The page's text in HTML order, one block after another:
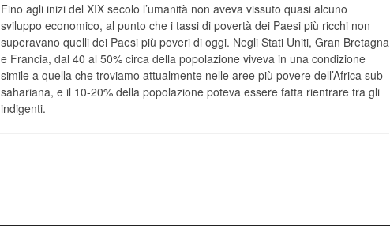
Fino agli inizi del XIX secolo l’umanità non aveva vissuto quasi alcuno
sviluppo economico, al punto che i tassi di povertà dei Paesi più ricchi non
superavano quelli dei Paesi più poveri di oggi. Negli Stati Uniti, Gran Bretagna
e Francia, dal 40 al 50% circa della popolazione viveva in una condizione
simile a quella che troviamo attualmente nelle aree più povere dell’Africa sub-
sahariana, e il 10-20% della popolazione poteva essere fatta rientrare tra gli
indigenti.